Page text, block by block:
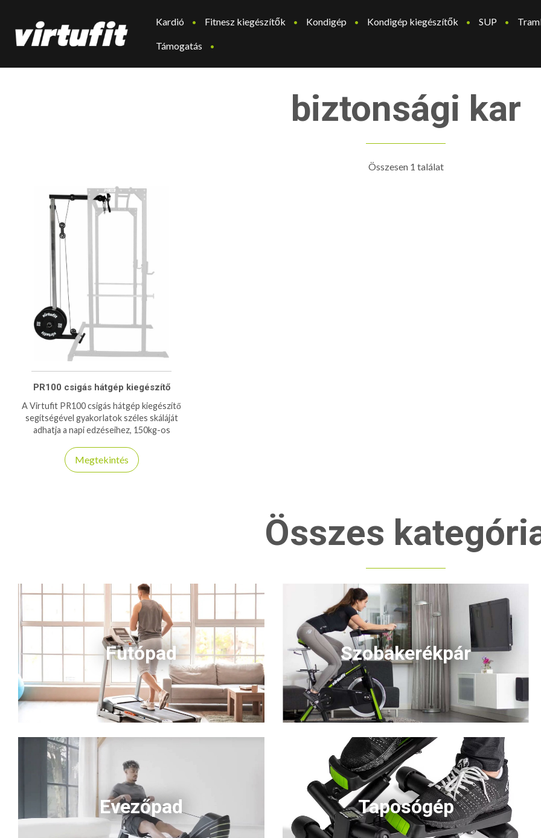
Kardió Fitnesz kiegészítők Kondigép Kondigép kiegészítők SUP
Támogatás
biztonsági kar
Összesen 1 találat
PR100 csigás hátgép kiegészítő
A Virtufit PR100 csigás hátgép kiegészítő
segítségével gyakorlatok széles skáláját
adhatja a napi edzéseihez, 150kg-os
kiváló társa lesz az edzésben!
Megtekintés
Összes
Futópad Szobakerékpár
Evezőpad Taposógép